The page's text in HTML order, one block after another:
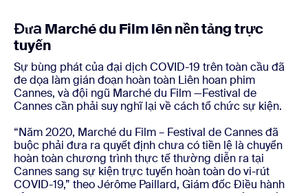
Đưa Marché du Film lên nền tảng trực
tuyến
Sự bùng phát của đại dịch COVID-19 trên toàn cầu đã
đe dọa làm gián đoạn hoàn toàn Liên hoan phim
Cannes, và đội ngũ Marché du Film —Festival de
Cannes cần phải suy nghĩ lại về cách tổ chức sự kiện.
“Năm 2020, Marché du Film – Festival de Cannes đã
buộc phải đưa ra quyết định chưa có tiền lệ là chuyển
hoàn toàn chương trình thực tế thường diễn ra tại
Cannes sang sự kiện trực tuyến hoàn toàn do vi-rút
COVID-19,” theo Jérôme Paillard, Giám đốc Điều hành